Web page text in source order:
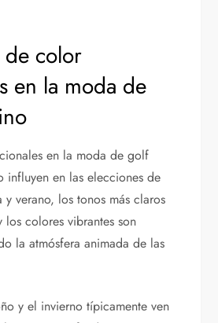
de color
en la moda de
en la moda de golf
influyen en las elecciones de
verano, los tonos más claros
los colores vibrantes son
la atmósfera animada de las
y el invierno típicamente ven